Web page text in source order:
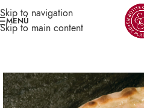
Skip to navigation
Skip to main content
MENÚ